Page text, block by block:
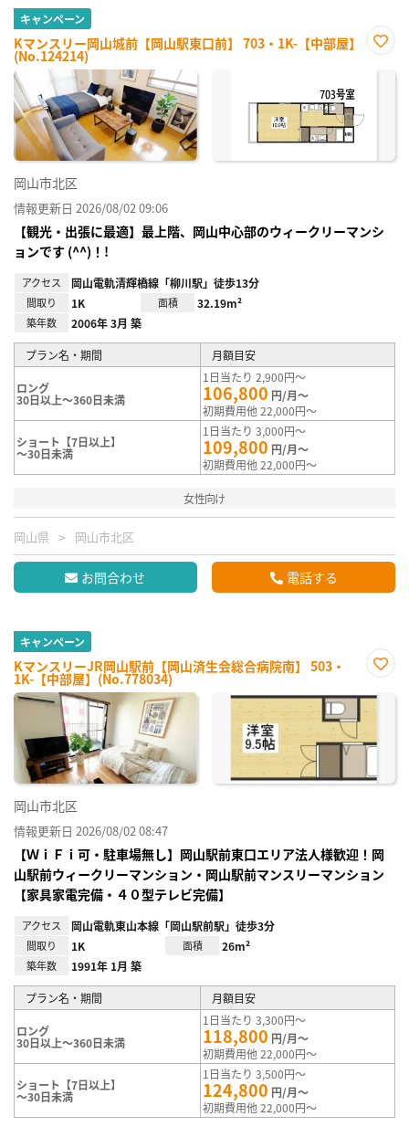
キャンペーン
Kマンスリー岡山城前【岡山駅東口前】 703・1K-【中部屋】
(No.124214)
に入
岡山市北区
情報更新日 2026/08/02 09:06
【観光・出張に最適】最上階、岡山中心部のウィークリーマンシ
ョンです (^^)！!
アクセス 岡山電軌清輝橋線「柳川駅」徒歩13分
間取り 1K 面積 32.19m²
築年数 2006年 3月 築
プラン名・期間 月額目安
ロング
30日以上～360日未満
1日当たり 2,900円～
106,800 円/月～
初期費用他 22,000円～
ショート【7日以上】
～30日未満
1日当たり 3,000円～
109,800 円/月～
初期費用他 22,000円～
女性向け
岡山県 岡山市北区
お問合わせ 電話する
キャンペーン
KマンスリーJR岡山駅前【岡山済生会総合病院南】 503・
1K-【中部屋】(No.778034)
に入
り登
岡山市北区
情報更新日 2026/08/02 08:47
【ＷｉＦｉ可・駐車場無し】岡山駅前東口エリア法人様歓迎！岡
山駅前ウィークリーマンション・岡山駅前マンスリーマンション
【家具家電完備・４０型テレビ完備】
アクセス 岡山電軌東山本線「岡山駅前駅」徒歩3分
間取り 1K 面積 26m²
築年数 1991年 1月 築
プラン名・期間 月額目安
ロング
30日以上～360日未満
1日当たり 3,300円～
118,800 円/月～
初期費用他 22,000円～
ショート【7日以上】
～30日未満
1日当たり 3,500円～
124,800 円/月～
初期費用他 22,000円～